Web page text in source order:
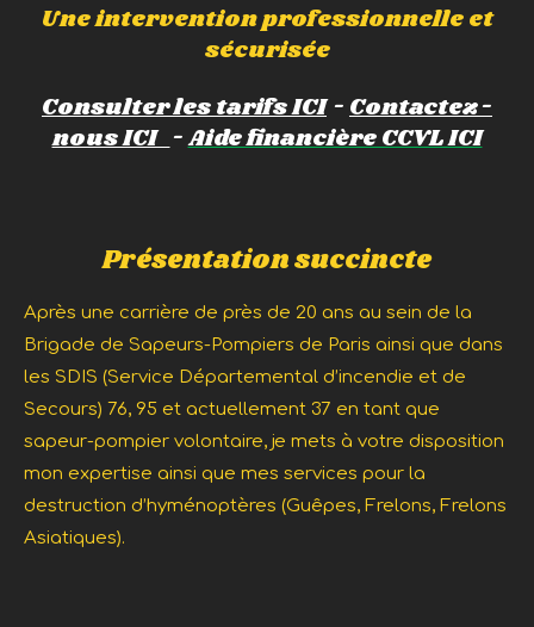
Une intervention professionnelle et
sécurisée
Consulter les tarifs ICI-Contactez-
nous ICI-Aide financière CCVL ICI
Présentation succincte
Après une carrière de près de 20 ans au sein de la
Brigade de Sapeurs-Pompiers de Paris ainsi que dans
les SDIS (Service Départemental d’incendie et de
Secours) 76, 95 et actuellement 37 en tant que
sapeur-pompier volontaire, je mets à votre disposition
mon expertise ainsi que mes services pour la
destruction d’hyménoptères (Guêpes, Frelons, Frelons
Asiatiques).